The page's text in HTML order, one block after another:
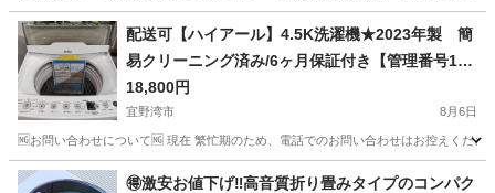
沖縄 那覇市 工場
配送可【ハイアール】4.5K洗濯機★2023年製 簡
易クリーニング済み/6ヶ月保証付き【管理番号106
08】佐
18,800円
宜野湾市 8月6日
🆖お問い合わせについて🆖 現在 繁忙期のため、電話でのお問い合わせはお控えくだ
沖縄 宜野湾市 生活家電 ハイアール
🉐激安お値下げ‼️高音質折り畳みタイプのコンパク